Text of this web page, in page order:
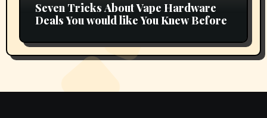
Seven Tricks About Vape Hardware
Deals You would like You Knew Before